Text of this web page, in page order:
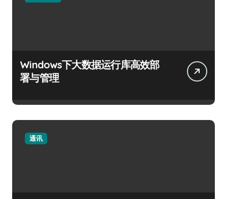
Windows下大数据运行库高效部
署与管理
通讯